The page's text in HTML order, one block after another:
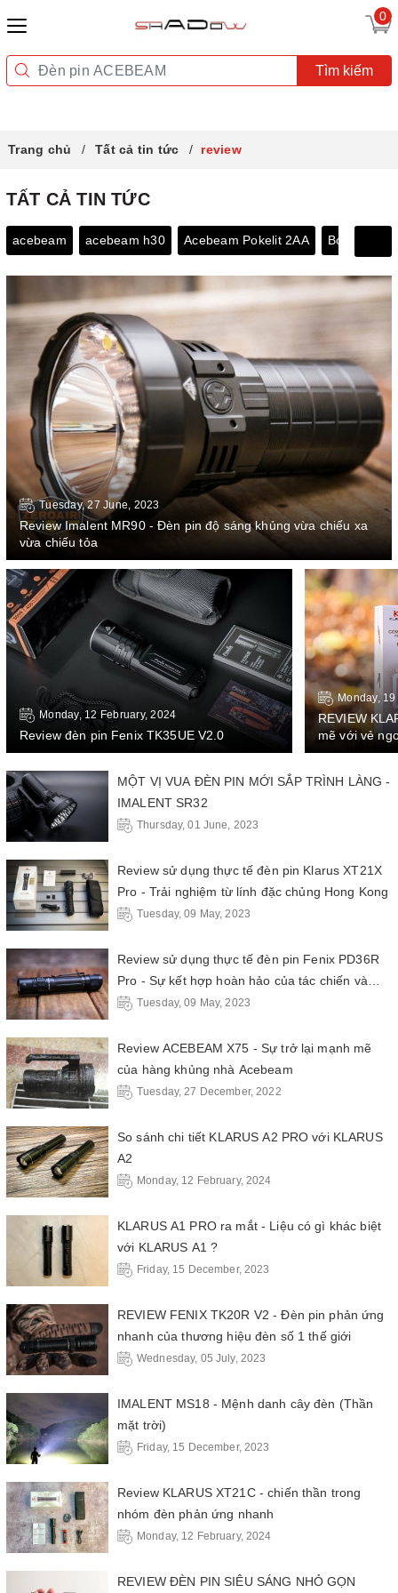
0
Tìm kiếm
Trang chủ Tất cả tin tức review
TẤT CẢ TIN TỨC
acebeam acebeam h30 Acebeam Pokelit 2AA Bóng đèn
Tuesday, 27 June, 2023
Review Imalent MR90 - Đèn pin độ sáng khủng vừa chiếu xa
vừa chiếu tỏa
Monday, 12 February, 2024
Review đèn pin Fenix TK35UE V2.0
Monday,
REVIEW
mẽ với vẻ
MỘT VỊ VUA ĐÈN PIN MỚI SẮP TRÌNH LÀNG -
IMALENT SR32
Thursday, 01 June, 2023
Review sử dụng thực tế đèn pin Klarus XT21X
Pro - Trải nghiệm từ lính đặc chủng Hong Kong
Tuesday, 09 May, 2023
Review sử dụng thực tế đèn pin Fenix PD36R
Pro - Sự kết hợp hoàn hảo của tác chiến và
dân dụng
Tuesday, 09 May, 2023
Review ACEBEAM X75 - Sự trở lại mạnh mẽ
của hàng khủng nhà Acebeam
Tuesday, 27 December, 2022
So sánh chi tiết KLARUS A2 PRO với KLARUS
A2
Monday, 12 February, 2024
KLARUS A1 PRO ra mắt - Liệu có gì khác biệt
với KLARUS A1 ?
Friday, 15 December, 2023
REVIEW FENIX TK20R V2 - Đèn pin phản ứng
nhanh của thương hiệu đèn số 1 thế giới
Wednesday, 05 July, 2023
IMALENT MS18 - Mệnh danh cây đèn (Thần
mặt trời)
Friday, 15 December, 2023
Review KLARUS XT21C - chiến thần trong
nhóm đèn phản ứng nhanh
Monday, 12 February, 2024
REVIEW ĐÈN PIN SIÊU SÁNG NHỎ GỌN